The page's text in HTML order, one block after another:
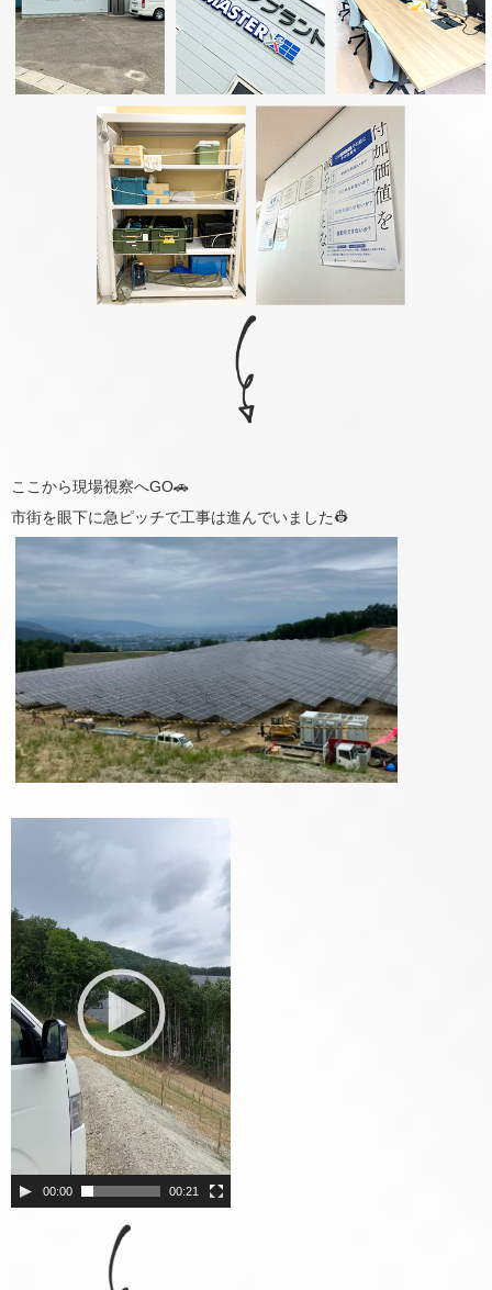
ここから現場視察へGO🚗
市街を眼下に急ピッチで工事は進んでいました👷
レ
ー
ヤ
ー
00:00 00:21